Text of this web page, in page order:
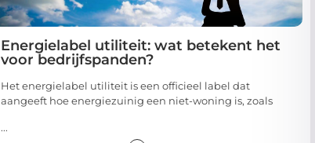
Energielabel utiliteit: wat betekent het
voor bedrijfspanden?
Het energielabel utiliteit is een officieel label dat
aangeeft hoe energiezuinig een niet-woning is, zoals
...